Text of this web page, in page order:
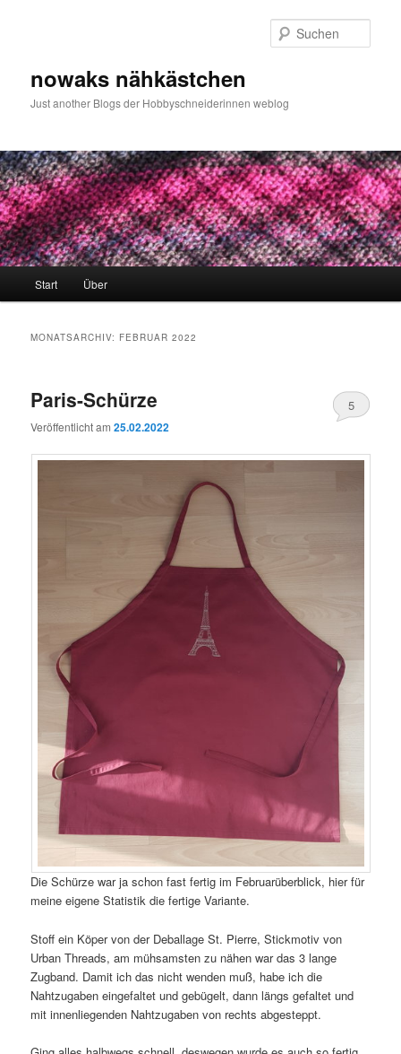
nowaks nähkästchen
Just another Blogs der Hobbyschneiderinnen weblog
Start Über
MONATSARCHIV: FEBRUAR 2022
Paris-Schürze
Veröffentlicht am25.02.2022
5
Die Schürze war ja schon fast fertig im Februarüberblick, hier für
meine eigene Statistik die fertige Variante.
Stoff ein Köper von der Deballage St. Pierre, Stickmotiv von
Urban Threads, am mühsamsten zu nähen war das 3 lange
Zugband. Damit ich das nicht wenden muß, habe ich die
Nahtzugaben eingefaltet und gebügelt, dann längs gefaltet und
mit innenliegenden Nahtzugaben von rechts abgesteppt.